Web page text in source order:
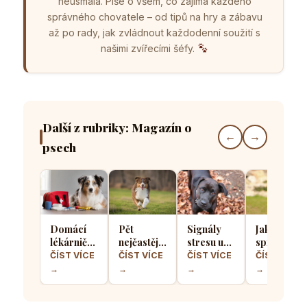
správného chovatele – od tipů na hry a zábavu
až po rady, jak zvládnout každodenní soužití s
našimi zvířecími šéfy.
Další z rubriky: Magazín o
psech
← →
Domácí
lékárnička
pro psa
aneb Co
musíte mít
ČÍST VÍCE
→
Pět
nejčastějších
chyb při
výcviku
přivolání
ČÍST VÍCE
→
Signály
stresu u
psů: Jak
poznat, že
se váš
ČÍST VÍCE
→
Jak
správně
štěně, aby
z něj
ČÍST VÍCE
→